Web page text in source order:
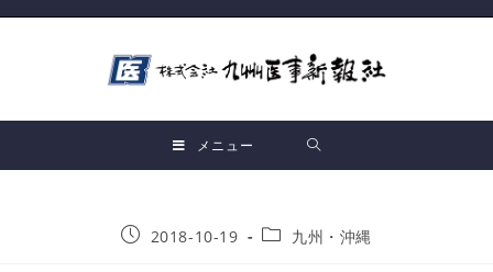
メニュー
2018-10-19 九州・沖縄